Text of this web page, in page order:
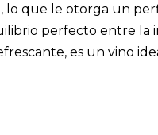
lo que le otorga un
perfecto entre la
es un vino